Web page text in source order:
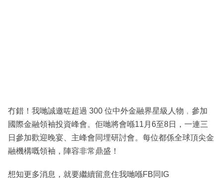
冇錯！我哋誠邀咗超過 300 位中外金融界星級人物﹐參加
國際金融領袖投資峰會。佢哋將會喺11月6至8日，一連三
日參加歡迎晚宴、主峰會同埋研討會。每位都係全球頂尖金
融機構嘅領袖，陣容非常鼎盛！
想知更多消息，就要繼續留意住我哋喺FB同IG